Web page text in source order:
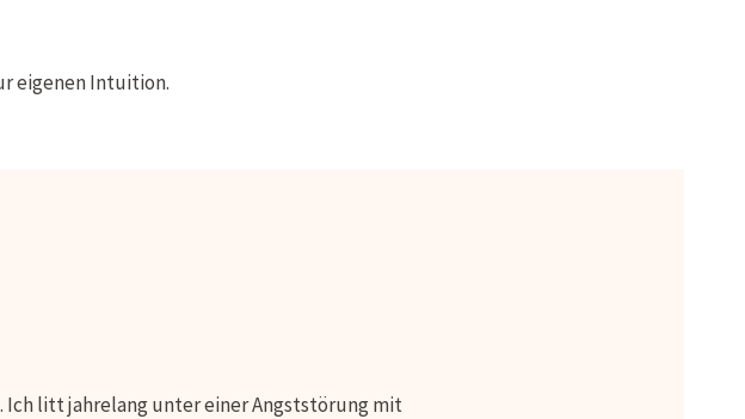
eigenen Intuition.
Ich litt jahrelang unter einer Angststörung mit